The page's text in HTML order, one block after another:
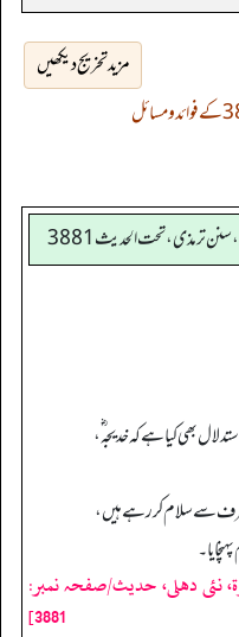
مزید تخریج دیکھیں
سنن ترمذی، تحت الحديث 3881
بھی کیا ہے کہ خدیجہ ؓ،
طرف سے سلام کر رہے ہیں،
نئى دهلى، حدیث/صفحہ نمبر:
3881]